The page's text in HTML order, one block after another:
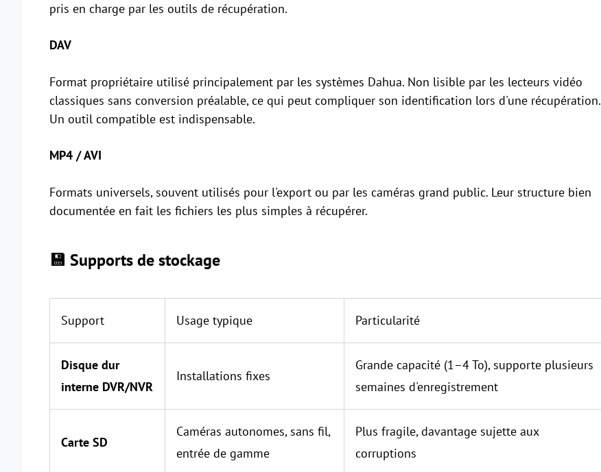
pris en charge par les outils de récupération.
DAV
Format propriétaire utilisé principalement par les systèmes Dahua. Non lisible par les lecteurs vidéo
classiques sans conversion préalable, ce qui peut compliquer son identification lors d'une récupération.
Un outil compatible est indispensable.
MP4 / AVI
Formats universels, souvent utilisés pour l'export ou par les caméras grand public. Leur structure bien
documentée en fait les fichiers les plus simples à récupérer.
💾 Supports de stockage
Support Usage typique Particularité
Disque dur
interne DVR/NVR
Installations fixes
Grande capacité (1–4 To), supporte plusieurs
semaines d'enregistrement
Carte SD
Caméras autonomes, sans fil,
entrée de gamme
Plus fragile, davantage sujette aux
corruptions